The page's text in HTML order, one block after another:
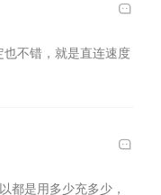
不错，就是直连速度
都是用多少充多少，